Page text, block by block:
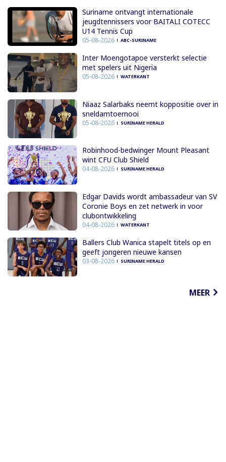
Suriname ontvangt internationale
jeugdtennissers voor BAITALI COTECC
U14 Tennis Cup
05-08-2026 ABC-SURINAME
Inter Moengotapoe versterkt selectie
met spelers uit Nigeria
05-08-2026 WATERKANT
Niaaz Salarbaks neemt koppositie over in
sneldamtoernooi
05-08-2026 SURINAME HERALD
Robinhood-bedwinger Mount Pleasant
wint CFU Club Shield
04-08-2026 SURINAME HERALD
Edgar Davids wordt ambassadeur van SV
Coronie Boys en zet netwerk in voor
clubontwikkeling
04-08-2026 WATERKANT
Ballers Club Wanica stapelt titels op en
geeft jongeren nieuwe kansen
03-08-2026 SURINAME HERALD
MEER